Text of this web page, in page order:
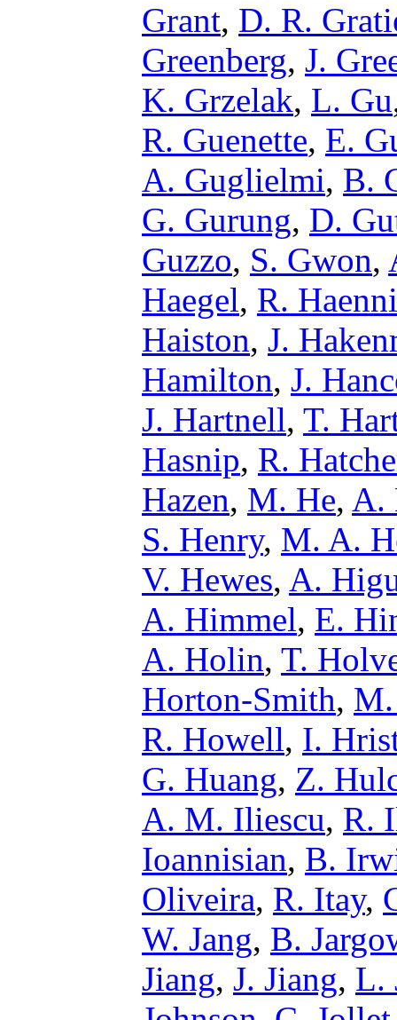
Grant, D. R.
Greenberg, J.
K. Grzelak, L. Gu
R. Guenette, E.
A. Guglielmi, B.
G. Gurung, D.
Guzzo, S. Gwon,
Haegel, R. Haenni
Haiston, J.
Hamilton, J.
J. Hartnell, T.
Hasnip, R.
Hazen, M. He, A.
S. Henry, M. A.
V. Hewes, A.
A. Himmel, E.
A. Holin, T.
Horton-Smith,
R. Howell, I.
G. Huang, Z.
A. M. Iliescu, R.
Ioannisian, B.
Oliveira, R. Itay,
W. Jang, B.
Jiang, J. Jiang, L.